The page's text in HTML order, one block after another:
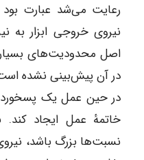
رعایت می‌شد عبارت
نیروی خروجی ابزار
اصل محدودیت‌های
در آن پیش‌بینی نشده
در حین عمل یک پسخورد
خاتمهٔ عمل ایجاد کند.
نسبت‌ها بزرگ باشد،